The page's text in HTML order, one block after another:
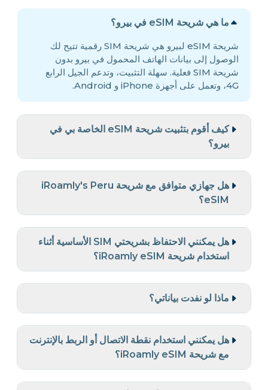
ما هي شريحة eSIM في بيرو؟
شريحة eSIM لبيرو هي شريحة SIM رقمية تتيح لك
الوصول إلى بيانات الهاتف المحمول في بيرو بدون
شريحة SIM فعلية. سهلة التثبيت، وتدعم الجيل الرابع
4G، وتعمل على أجهزة iPhone و Android.
كيف أقوم بتثبيت شريحة eSIM الخاصة بي في
بيرو؟
هل جهازي متوافق مع شريحة iRoamly's Peru
eSIM؟
هل يمكنني الاحتفاظ بشريحتي SIM الأساسية أثناء
استخدام شريحة iRoamly eSIM؟
ماذا لو نفدت بياناتي؟
هل يمكنني استخدام نقطة الاتصال أو الربط بالإنترنت
مع شريحة iRoamly eSIM؟